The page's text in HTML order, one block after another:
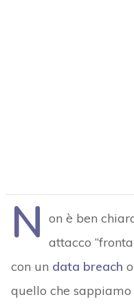
N on è ben
attacco
con un data breach
quello che